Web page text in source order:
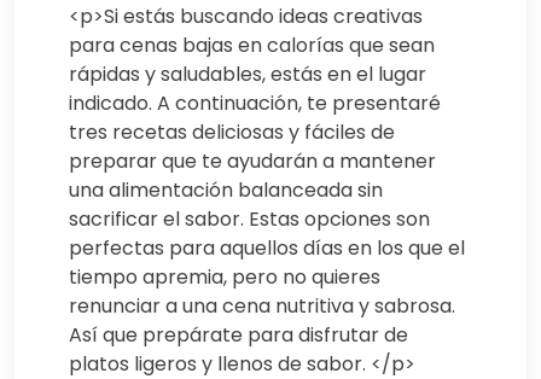
<p>Si estás buscando ideas creativas
para cenas bajas en calorías que sean
rápidas y saludables, estás en el lugar
indicado. A continuación, te presentaré
tres recetas deliciosas y fáciles de
preparar que te ayudarán a mantener
una alimentación balanceada sin
sacrificar el sabor. Estas opciones son
perfectas para aquellos días en los que el
tiempo apremia, pero no quieres
renunciar a una cena nutritiva y sabrosa.
Así que prepárate para disfrutar de
platos ligeros y llenos de sabor. </p>